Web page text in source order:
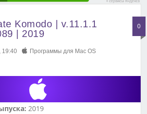
Komodo | v.11.1.1
| 2019
0
19:40 Программы для Mac OS
2019